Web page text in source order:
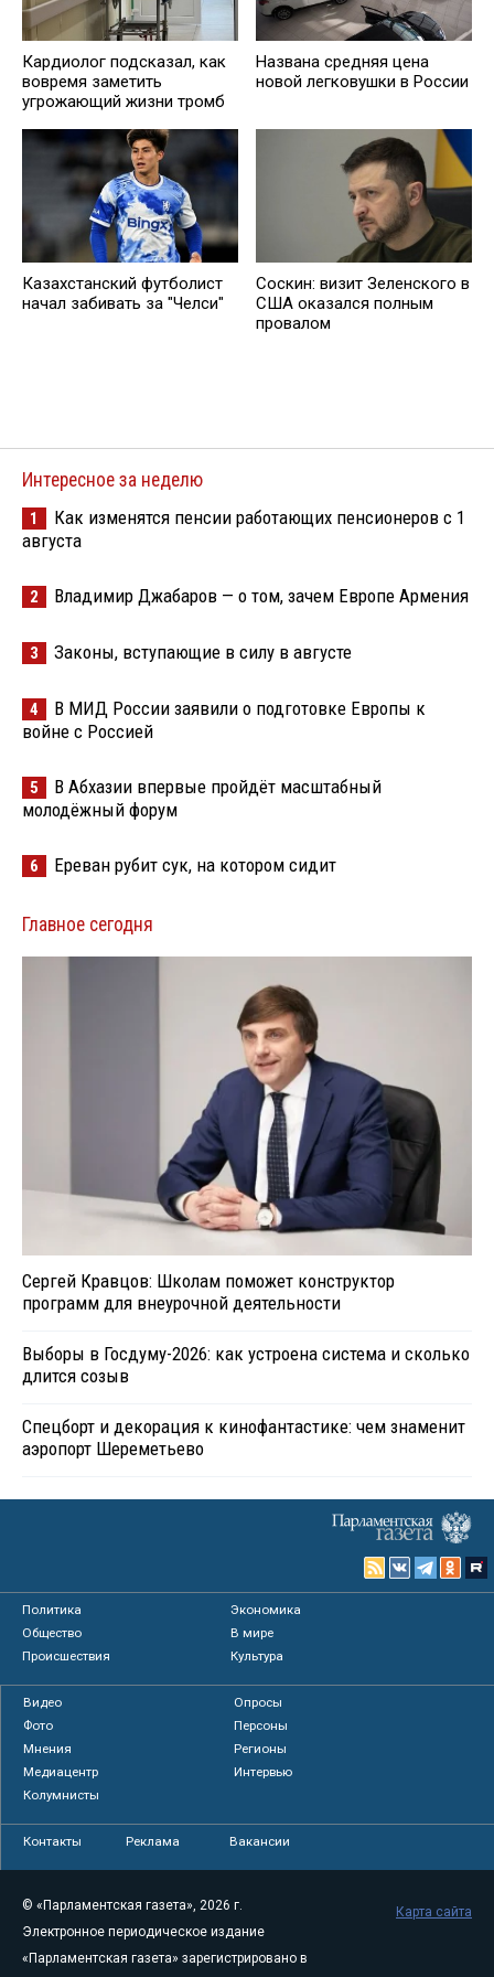
Кардиолог подсказал, как
вовремя заметить
угрожающий жизни тромб
Названа средняя цена
новой легковушки в России
Казахстанский футболист
начал забивать за "Челси"
Соскин: визит Зеленского в
США оказался полным
провалом
Интересное за неделю
1
Как изменятся пенсии работающих пенсионеров с 1
августа
2 Владимир Джабаров — о том, зачем Европе Армения
3 Законы, вступающие в силу в августе
4
В МИД России заявили о подготовке Европы к
войне с Россией
5
В Абхазии впервые пройдёт масштабный
молодёжный форум
6 Ереван рубит сук, на котором сидит
Главное сегодня
Сергей Кравцов: Школам поможет конструктор
программ для внеурочной деятельности
Выборы в Госдуму-2026: как устроена система и сколько
длится созыв
Спецборт и декорация к кинофантастике: чем знаменит
аэропорт Шереметьево
Политика
Экономика
Общество
В мире
Происшествия
Культура
Видео
Опросы
Фото
Персоны
Мнения
Регионы
Медиацентр
Интервью
Колумнисты
Контакты Реклама Вакансии
© «Парламентская газета», 2026 г.
Электронное периодическое издание
«Парламентская газета» зарегистрировано в
Карта сайта